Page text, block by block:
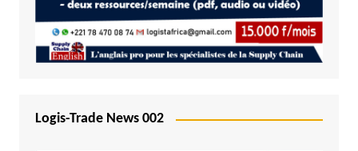
Logis-Trade News 002